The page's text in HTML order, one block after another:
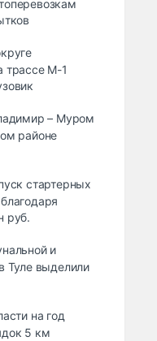
трассе М-1
– Муром
районе
стартерных
руб.
и
Туле выделили
на год
5 км